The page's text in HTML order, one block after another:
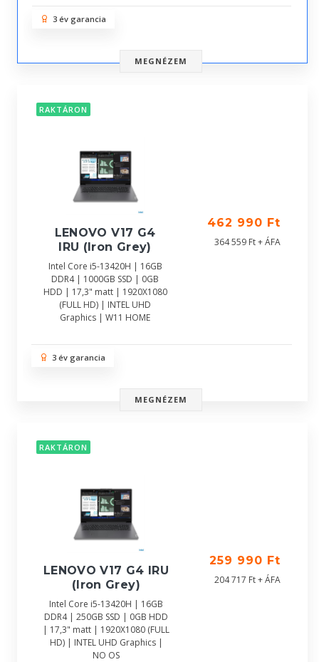
3 év garancia
MEGNÉZEM
RAKTÁRON
LENOVO V17 G4
IRU (Iron Grey)
Intel Core i5-13420H | 16GB
DDR4 | 1000GB SSD | 0GB
HDD | 17,3" matt | 1920X1080
(FULL HD) | INTEL UHD
Graphics | W11 HOME
462 990 Ft
364 559 Ft + ÁFA
3 év garancia
MEGNÉZEM
RAKTÁRON
LENOVO V17 G4 IRU
(Iron Grey)
Intel Core i5-13420H | 16GB
DDR4 | 250GB SSD | 0GB HDD
| 17,3" matt | 1920X1080 (FULL
HD) | INTEL UHD Graphics |
NO OS
259 990 Ft
204 717 Ft + ÁFA